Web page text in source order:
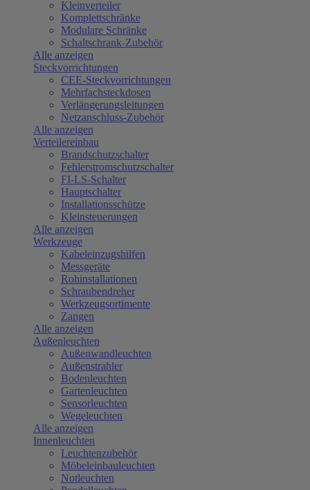
Kleinverteiler
Komplettschränke
Modulare Schränke
Schaltschrank-Zubehör
Alle anzeigen
Steckvorrichtungen
CEE-Steckvorrichtungen
Mehrfachsteckdosen
Verlängerungsleitungen
Netzanschluss-Zubehör
Alle anzeigen
Verteilereinbau
Brandschutzschalter
Fehlerstromschutzschalter
FI-LS-Schalter
Hauptschalter
Installationsschütze
Kleinsteuerungen
Alle anzeigen
Werkzeuge
Kabeleinzugshilfen
Messgeräte
Rohinstallationen
Schraubendreher
Werkzeugsortimente
Zangen
Alle anzeigen
Außenleuchten
Außenwandleuchten
Außenstrahler
Bodenleuchten
Gartenleuchten
Sensorleuchten
Wegeleuchten
Alle anzeigen
Innenleuchten
Leuchtenzubehör
Möbeleinbauleuchten
Notleuchten